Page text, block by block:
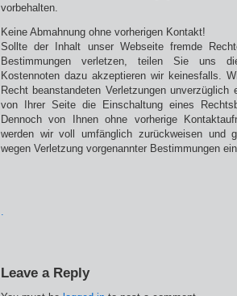
vorbehalten.
Keine Abmahnung ohne vorherigen Kontakt!
Sollte der Inhalt unser Webseite fremde
Bestimmungen verletzen, teilen Sie uns
Kostennoten dazu akzeptieren wir keinesfalls.
Recht beanstandeten Verletzungen unverzüglich
von Ihrer Seite die Einschaltung eines
Dennoch von Ihnen ohne vorherige
werden wir voll umfänglich zurückweisen und
wegen Verletzung vorgenannter Bestimmungen
.
Leave a Reply